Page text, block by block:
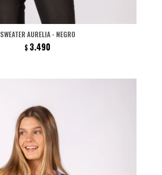
SWEATER AURELIA - NEGRO
$ 3.490